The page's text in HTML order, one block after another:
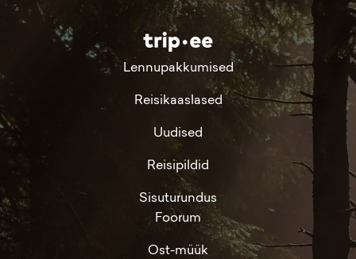
Lennupakkumised
Reisikaaslased
Uudised
Reisipildid
Sisuturundus
Foorum
Ost-müük